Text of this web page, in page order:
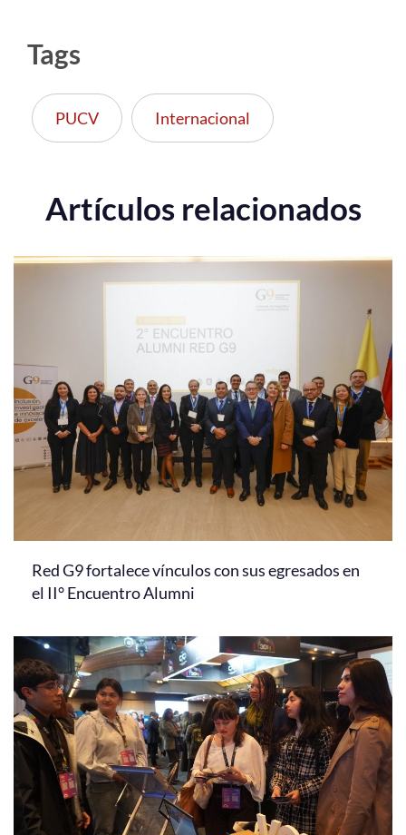
Tags
PUCV Internacional
Artículos relacionados
Red G9 fortalece vínculos con sus egresados en
el II° Encuentro Alumni